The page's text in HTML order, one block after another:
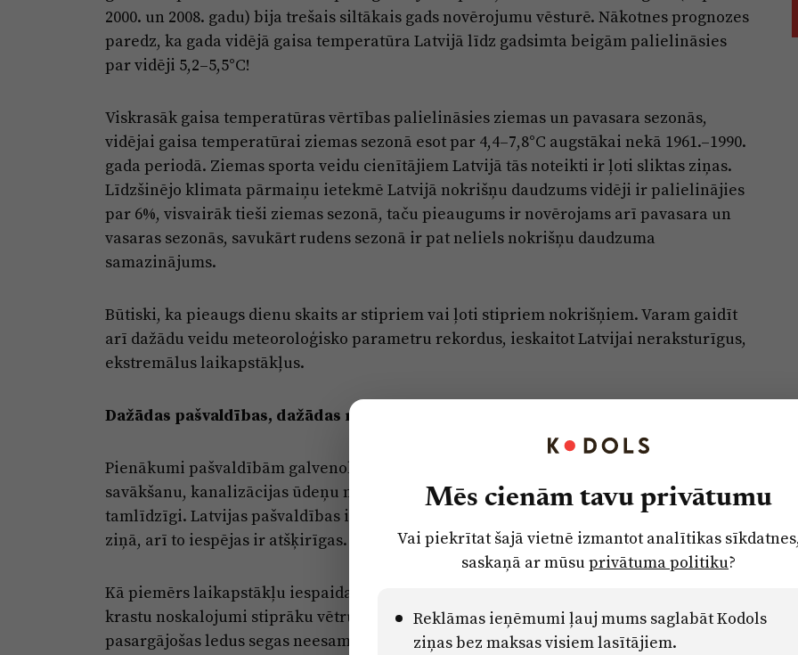
2000. un 2008. gadu) bija trešais siltākais gads novērojumu vēsturē. Nākotnes prognozes
paredz, ka gada vidējā gaisa temperatūra Latvijā līdz gadsimta beigām palielināsies
par vidēji 5,2–5,5°C!
Viskrasāk gaisa temperatūras vērtības palielināsies ziemas un pavasara sezonās,
vidējai gaisa temperatūrai ziemas sezonā esot par 4,4–7,8°C augstākai nekā 1961.–1990.
gada periodā. Ziemas sporta veidu cienītājiem Latvijā tās noteikti ir ļoti sliktas ziņas.
Līdzšinējo klimata pārmaiņu ietekmē Latvijā nokrišņu daudzums vidēji ir palielinājies
par 6%, visvairāk tieši ziemas sezonā, taču pieaugums ir novērojams arī pavasara un
vasaras sezonās, savukārt rudens sezonā ir pat neliels nokrišņu daudzuma
samazinājums.
Būtiski, ka pieaugs dienu skaits ar stipriem vai ļoti stipriem nokrišņiem. Varam gaidīt
arī dažādu veidu meteoroloģisko parametru rekordus, ieskaitot Latvijai neraksturīgus,
ekstremālus laikapstākļus.
Dažādas pašvaldības, dažādas rūpes
Pienākumi pašvaldībām galvenokārt saistās ar teritoriju plānojumiem, lietus ūdeņu
savākšanu, kanalizācijas ūdeņu novadīšanas sistēmām, iedzīvotāju informēšanu un
tamlīdzīgi. Latvijas pašvaldības ir ļoti dažādas gan atrašanās vietas, gan vides apstākļu
ziņā, arī to iespējas ir atšķirīgas.
Kā piemērs laikapstākļu iespaidam parasti prātā nāk publiski vairāk apspriestie jūras
krastu noskalojumi stiprāku vētru rezultātā, kuru iedarbību veicina arī krastu
pasargājošas ledus segas neesamība ziemā. Noskalojumi rada kaitējumu tūrisma
Mēs cienām tavu privātumu
Vai piekrītat šajā vietnē izmantot analītikas
saskaņā ar mūsu privātuma politiku?
Reklāmas ieņēmumi ļauj mums saglabāt Kodols
ziņas bez maksas visiem lasītājiem.